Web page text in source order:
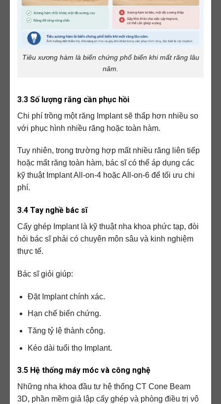
Tiêu xương hàm là biến chứng phổ biến khi mất răng lâu
năm.
3.3 Số lượng răng cần phục hồi
Chi phí trồng một răng Implant sẽ thấp hơn nhiều so
với phục hình nhiều răng hoặc toàn hàm.
Tuy nhiên, trong trường hợp mất nhiều răng liên tiếp
hoặc mất răng toàn hàm, bác sĩ có thể áp dụng các
kỹ thuật Implant All-on-4 hoặc All-on-6 để tối ưu chi
phí.
3.4 Tay nghề bác sĩ
Cấy ghép Implant là kỹ thuật nha khoa phức tạp, đòi
hỏi bác sĩ phải có chuyên môn sâu và kinh nghiệm
thực tế.
Bác sĩ giỏi giúp:
Đặt Implant chính xác.
Hạn chế biến chứng.
Tăng tỷ lệ thành công.
Kéo dài tuổi thọ Implant.
3.5 Hệ thống máy móc và công nghệ
Những nha khoa đầu tư hệ thống CT Cone Beam
3D, phần mềm giả lập cấy ghép và phòng điều trị vô